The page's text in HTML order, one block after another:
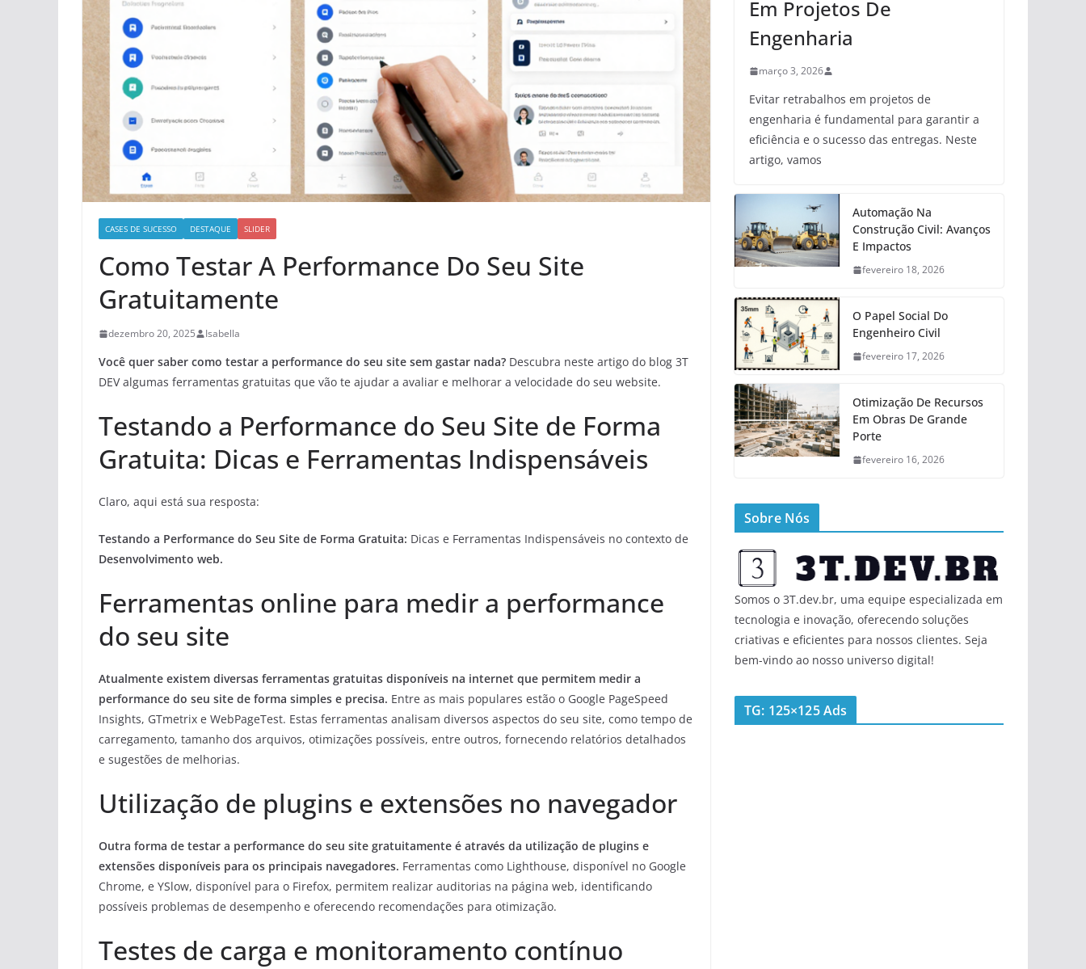
CASES DE SUCESSO DESTAQUE SLIDER
Como Testar A Performance Do Seu Site
Gratuitamente
dezembro 20, 2025 Isabella
Você quer saber como testar a performance do seu site sem gastar nada? Descubra neste artigo do blog 3T
DEV algumas ferramentas gratuitas que vão te ajudar a avaliar e melhorar a velocidade do seu website.
Testando a Performance do Seu Site de Forma
Gratuita: Dicas e Ferramentas Indispensáveis
Claro, aqui está sua resposta:
Testando a Performance do Seu Site de Forma Gratuita: Dicas e Ferramentas Indispensáveis no contexto de
Desenvolvimento web.
Ferramentas online para medir a performance
do seu site
Atualmente existem diversas ferramentas gratuitas disponíveis na internet que permitem medir a
performance do seu site de forma simples e precisa. Entre as mais populares estão o Google PageSpeed
Insights, GTmetrix e WebPageTest. Estas ferramentas analisam diversos aspectos do seu site, como tempo de
carregamento, tamanho dos arquivos, otimizações possíveis, entre outros, fornecendo relatórios detalhados
e sugestões de melhorias.
Utilização de plugins e extensões no navegador
Outra forma de testar a performance do seu site gratuitamente é através da utilização de plugins e
extensões disponíveis para os principais navegadores. Ferramentas como Lighthouse, disponível no Google
Chrome, e YSlow, disponível para o Firefox, permitem realizar auditorias na página web, identificando
possíveis problemas de desempenho e oferecendo recomendações para otimização.
Testes de carga e monitoramento contínuo
Em Projetos De
Engenharia
março 3, 2026
Evitar retrabalhos em projetos de
engenharia é fundamental para garantir a
eficiência e o sucesso das entregas. Neste
artigo, vamos
Automação Na
Construção Civil: Avanços
E Impactos
fevereiro 18, 2026
O Papel Social Do
Engenheiro Civil
fevereiro 17, 2026
Otimização De Recursos
Em Obras De Grande
Porte
fevereiro 16, 2026
Sobre Nós
Somos o 3T.dev.br, uma equipe especializada em
tecnologia e inovação, oferecendo soluções
criativas e eficientes para nossos clientes. Seja
bem-vindo ao nosso universo digital!
TG: 125×125 Ads